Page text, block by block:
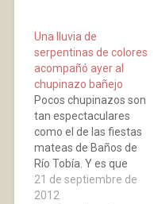
Domingo 7 de mayo
**Día de La Madre** -
Que mejor manera de
celebrarlo, que con un
Vermut…
Una lluvia de
serpentinas de colores
acompañó ayer al
chupinazo bañejo
Pocos chupinazos son
tan espectaculares
como el de las fiestas
mateas de Baños de
Río Tobía. Y es que
además del cohete,
varios más bien, unos
21 de septiembre de
2012